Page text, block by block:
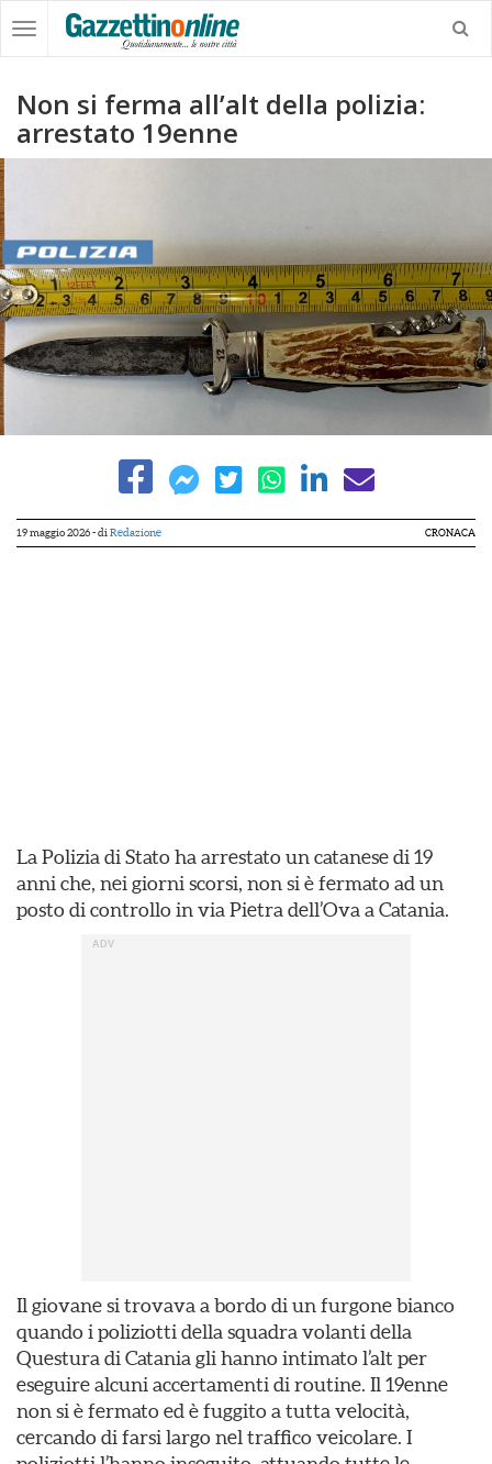
Non si ferma all’alt della polizia:
arrestato 19enne
19 maggio 2026- di Redazione CRONACA
La Polizia di Stato ha arrestato un catanese di 19
anni che, nei giorni scorsi, non si è fermato ad un
posto di controllo in via Pietra dell’Ova a Catania.
Il giovane si trovava a bordo di un furgone bianco
quando i poliziotti della squadra volanti della
Questura di Catania gli hanno intimato l’alt per
eseguire alcuni accertamenti di routine. Il 19enne
non si è fermato ed è fuggito a tutta velocità,
cercando di farsi largo nel traffico veicolare. I